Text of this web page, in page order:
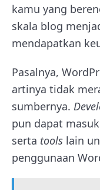
kamu yang
skala blog
mendapatkan
Pasalnya,
artinya tidak
sumbernya.
pun dapat
serta tools lain
penggunaan